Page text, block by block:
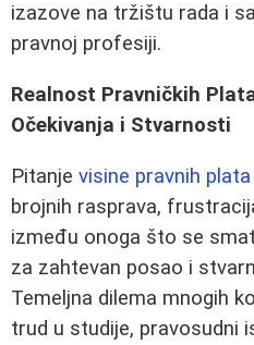
izazove na tržištu rada i
pravnoj profesiji.
Realnost Pravničkih
Očekivanja i Stvarnosti
Pitanje visine pravnih plata
brojnih rasprava,
između onoga što se
za zahtevan posao i
Temeljna dilema mnogih
trud u studije, pravosudni